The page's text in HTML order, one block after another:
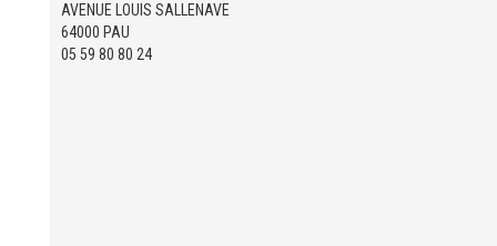
AVENUE LOUIS SALLENAVE
64000 PAU
05 59 80 80 24